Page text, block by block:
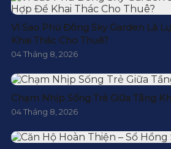
Vì Sao Phú Đông Sky Garden Là
Khai Thác Cho Thuê?
04 Tháng 8, 2026
Chạm Nhịp Sống Trẻ Giữa Tầng
04 Tháng 8, 2026